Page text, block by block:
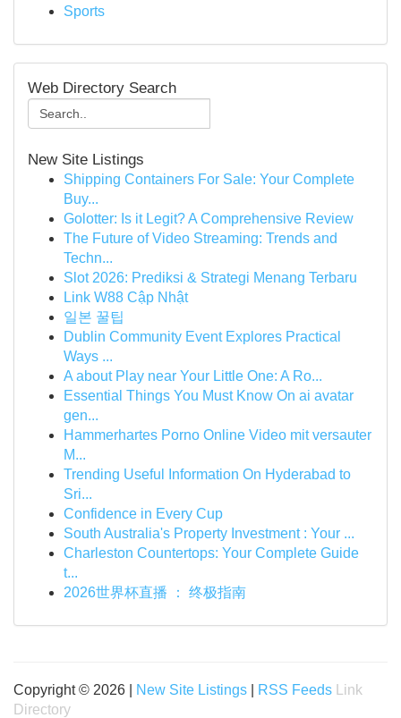
Sports
Web Directory Search
New Site Listings
Shipping Containers For Sale: Your Complete
Buy...
Golotter: Is it Legit? A Comprehensive Review
The Future of Video Streaming: Trends and
Techn...
Slot 2026: Prediksi & Strategi Menang Terbaru
Link W88 Cập Nhật
일본 꿀팁
Dublin Community Event Explores Practical
Ways ...
A about Play near Your Little One: A Ro...
Essential Things You Must Know On ai avatar
gen...
Hammerhartes Porno Online Video mit versauter
M...
Trending Useful Information On Hyderabad to
Sri...
Confidence in Every Cup
South Australia's Property Investment : Your ...
Charleston Countertops: Your Complete Guide
t...
2026世界杯直播 ： 终极指南
Copyright © 2026 | New Site Listings RSS Feeds
Link
Directory